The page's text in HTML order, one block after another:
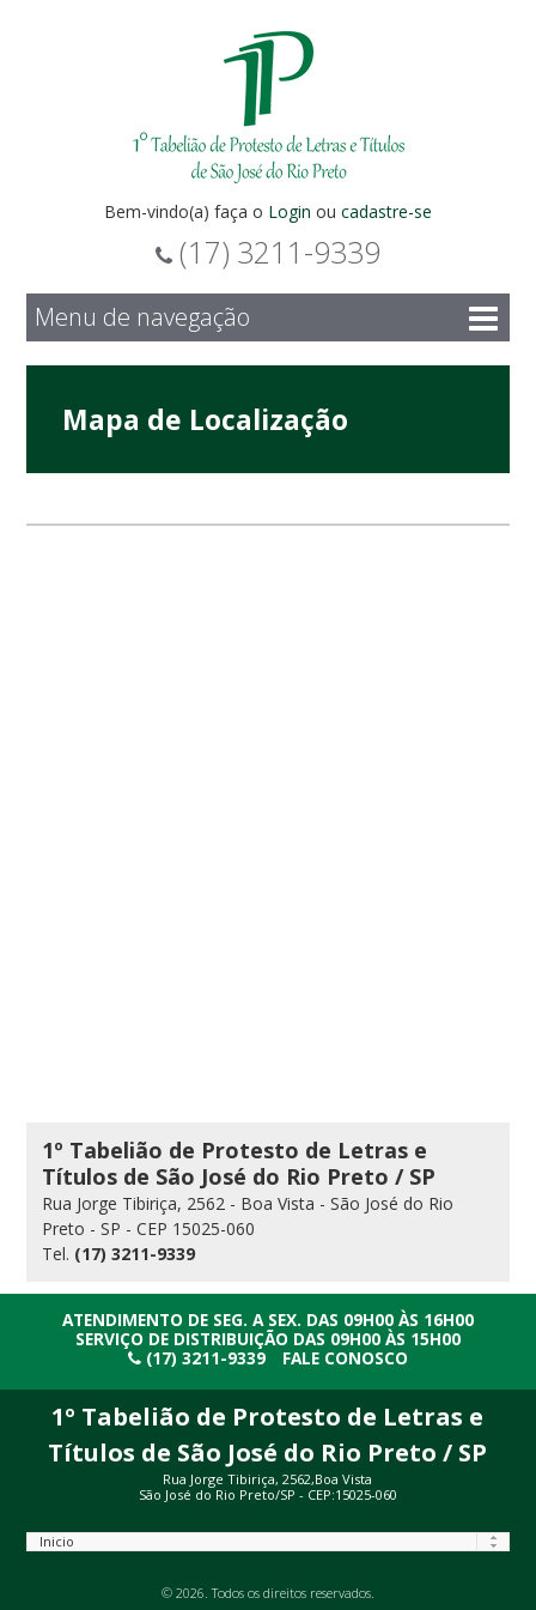
Bem-vindo(a) faça o Login ou cadastre-se
(17) 3211-9339
Menu de navegação
Mapa de Localização
1º Tabelião de Protesto de Letras e
Títulos de São José do Rio Preto / SP
Rua Jorge Tibiriça, 2562 - Boa Vista - São José do Rio
Preto - SP - CEP 15025-060
Tel. (17) 3211-9339
ATENDIMENTO DE SEG. A SEX. DAS 09H00 ÀS 16H00
SERVIÇO DE DISTRIBUIÇÃO DAS 09H00 ÀS 15H00
(17) 3211-9339
FALE CONOSCO
1º Tabelião de Protesto de Letras e
Títulos de São José do Rio Preto / SP
Rua Jorge Tibiriça, 2562,Boa Vista
São José do Rio Preto/SP - CEP:15025-060
© 2026. Todos os direitos reservados.